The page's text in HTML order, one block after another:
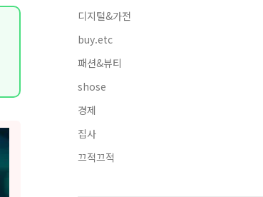
디지털&가전
buy.etc
패션&뷰티
shose
경제
집사
끄적끄적